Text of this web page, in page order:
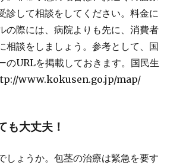
診して相談をしてください。料金に
の際には、病院よりも先に、消費者
相談をしましょう。参考として、国
のURLを掲載しておきます。国民生
www.kokusen.go.jp/map/
も大丈夫！
しょうか。包茎の治療は緊急を要す